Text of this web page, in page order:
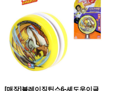
[매장]블레이징틴스6-셰도우이글